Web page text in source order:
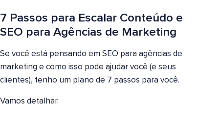
7 Passos para Escalar Conteúdo e
SEO para Agências de Marketing
Se você está pensando em SEO para agências de
marketing e como isso pode ajudar você (e seus
clientes), tenho um plano de 7 passos para você.
Vamos detalhar.